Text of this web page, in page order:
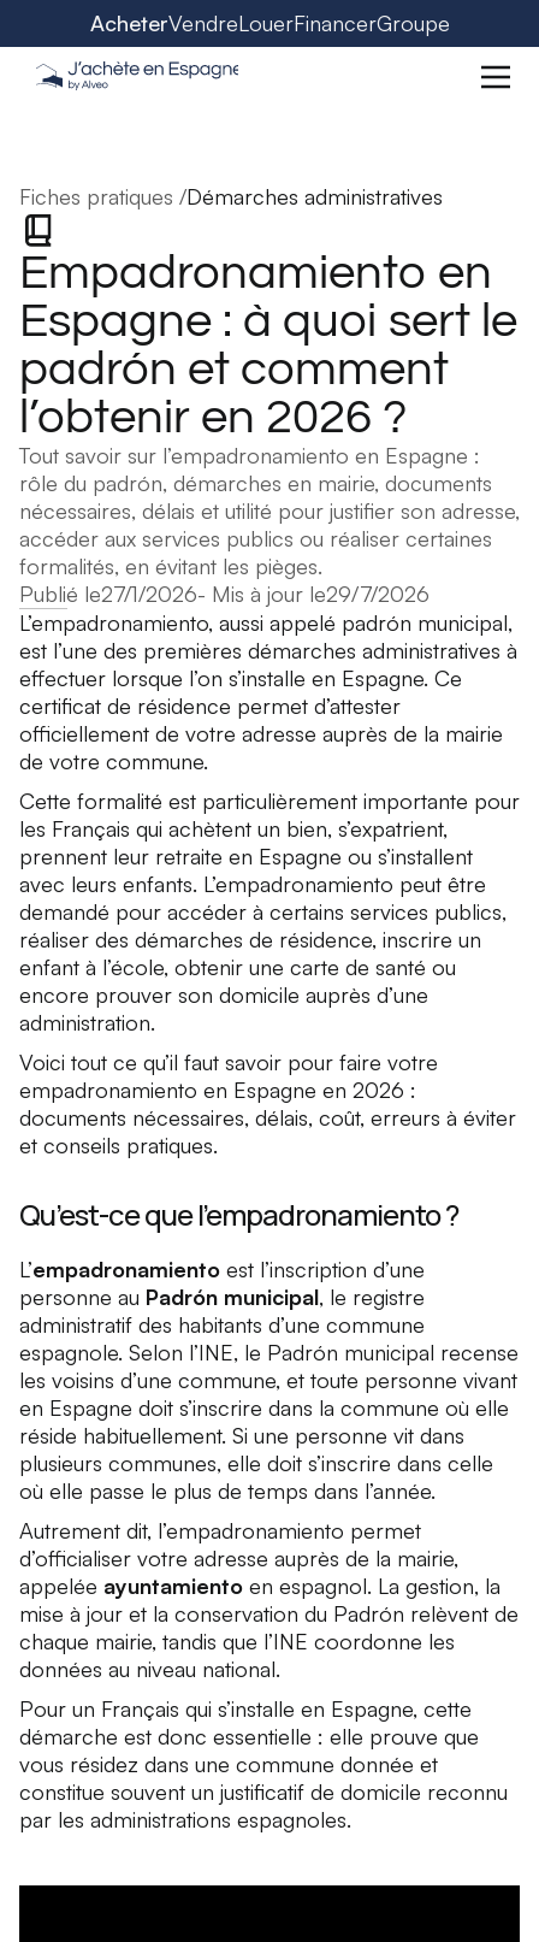
AcheterVendreLouerFinancerGroupe
Fiches pratiques /Démarches administratives
Empadronamiento en
Espagne : à quoi sert le
padrón et comment
l’obtenir en 2026 ?
Tout savoir sur l’empadronamiento en Espagne :
rôle du padrón, démarches en mairie, documents
nécessaires, délais et utilité pour justifier son adresse,
accéder aux services publics ou réaliser certaines
formalités, en évitant les pièges.
Publié le27/1/2026- Mis à jour le29/7/2026
L’empadronamiento, aussi appelé padrón municipal,
est l’une des premières démarches administratives à
effectuer lorsque l’on s’installe en Espagne. Ce
certificat de résidence permet d’attester
officiellement de votre adresse auprès de la mairie
de votre commune.
Cette formalité est particulièrement importante pour
les Français qui achètent un bien, s’expatrient,
prennent leur retraite en Espagne ou s’installent
avec leurs enfants. L’empadronamiento peut être
demandé pour accéder à certains services publics,
réaliser des démarches de résidence, inscrire un
enfant à l’école, obtenir une carte de santé ou
encore prouver son domicile auprès d’une
administration.
Voici tout ce qu’il faut savoir pour faire votre
empadronamiento en Espagne en 2026 :
documents nécessaires, délais, coût, erreurs à éviter
et conseils pratiques.
Qu’est-ce que l’empadronamiento ?
L’empadronamiento est l’inscription d’une
personne au Padrón municipal, le registre
administratif des habitants d’une commune
espagnole. Selon l’INE, le Padrón municipal recense
les voisins d’une commune, et toute personne vivant
en Espagne doit s’inscrire dans la commune où elle
réside habituellement. Si une personne vit dans
plusieurs communes, elle doit s’inscrire dans celle
où elle passe le plus de temps dans l’année.
Autrement dit, l’empadronamiento permet
d’officialiser votre adresse auprès de la mairie,
appelée ayuntamiento en espagnol. La gestion, la
mise à jour et la conservation du Padrón relèvent de
chaque mairie, tandis que l’INE coordonne les
données au niveau national.
Pour un Français qui s’installe en Espagne, cette
démarche est donc essentielle : elle prouve que
vous résidez dans une commune donnée et
constitue souvent un justificatif de domicile reconnu
par les administrations espagnoles.